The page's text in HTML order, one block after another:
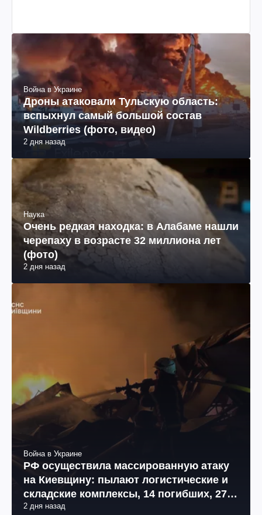
Война в Украине
Дроны атаковали Тульскую область:
вспыхнул самый большой состав
Wildberries (фото, видео)
2 дня назад
Наука
Очень редкая находка: в Алабаме нашли
черепаху в возрасте 32 миллиона лет
(фото)
2 дня назад
Война в Украине
РФ осуществила массированную атаку
на Киевщину: пылают логистические и
складские комплексы, 14 погибших, 27
раненых (фото, видео)
2 дня назад